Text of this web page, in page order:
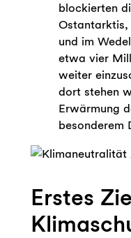
blockierten
Ostantarktis,
und im
etwa vier
weiter
dort stehen
Erwärmung
besonderem
Erstes